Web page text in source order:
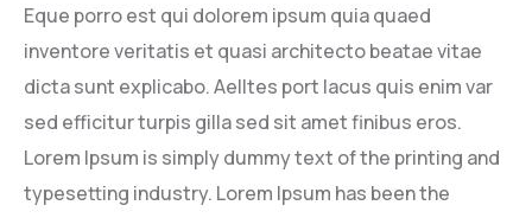
Eque porro est qui dolorem ipsum quia quaed
inventore veritatis et quasi architecto beatae vitae
dicta sunt explicabo. Aelltes port lacus quis enim var
sed efficitur turpis gilla sed sit amet finibus eros.
Lorem Ipsum is simply dummy text of the printing and
typesetting industry. Lorem Ipsum has been the